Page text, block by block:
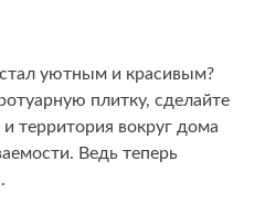
уютным и красивым?
плитку, сделайте
территория вокруг дома
Ведь теперь